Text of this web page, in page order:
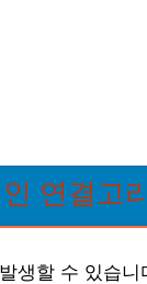
연결고리
생할 수 있습니